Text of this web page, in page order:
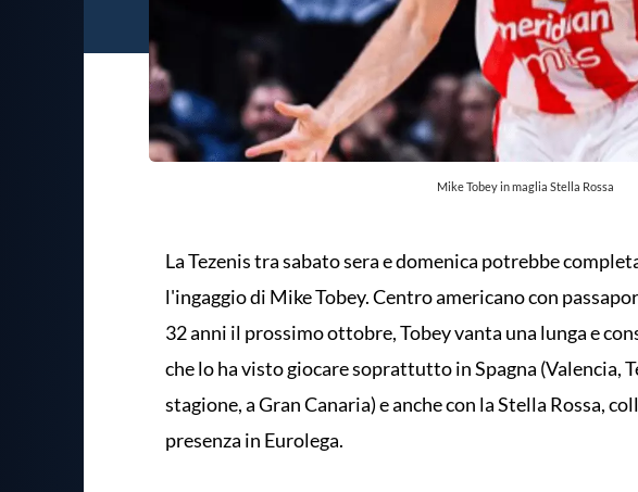
Mike Tobey in maglia Stella Rossa
La Tezenis tra sabato sera e domenica potrebbe
l'ingaggio di Mike Tobey. Centro americano con
32 anni il prossimo ottobre, Tobey vanta una lunga e
che lo ha visto giocare soprattutto in Spagna (Valencia,
stagione, a Gran Canaria) e anche con la Stella Rossa,
presenza in Eurolega.